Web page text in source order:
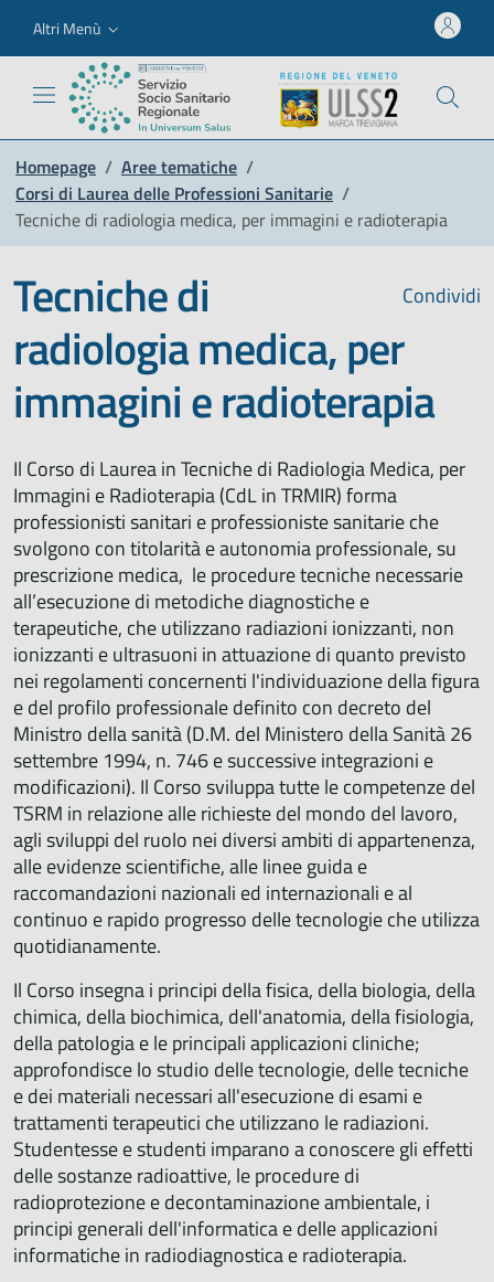
Altri Menù
Homepage / Aree tematiche /
Corsi di Laurea delle Professioni Sanitarie /
Tecniche di radiologia medica, per immagini e radioterapia
Condividi
Tecniche di
radiologia medica, per
immagini e radioterapia
Il Corso di Laurea in Tecniche di Radiologia Medica, per
Immagini e Radioterapia (CdL in TRMIR) forma
professionisti sanitari e professioniste sanitarie che
svolgono con titolarità e autonomia professionale, su
prescrizione medica, le procedure tecniche necessarie
all’esecuzione di metodiche diagnostiche e
terapeutiche, che utilizzano radiazioni ionizzanti, non
ionizzanti e ultrasuoni in attuazione di quanto previsto
nei regolamenti concernenti l'individuazione della figura
e del profilo professionale definito con decreto del
Ministro della sanità (D.M. del Ministero della Sanità 26
settembre 1994, n. 746 e successive integrazioni e
modificazioni). Il Corso sviluppa tutte le competenze del
TSRM in relazione alle richieste del mondo del lavoro,
agli sviluppi del ruolo nei diversi ambiti di appartenenza,
alle evidenze scientifiche, alle linee guida e
raccomandazioni nazionali ed internazionali e al
continuo e rapido progresso delle tecnologie che utilizza
quotidianamente.
Il Corso insegna i principi della fisica, della biologia, della
chimica, della biochimica, dell'anatomia, della fisiologia,
della patologia e le principali applicazioni cliniche;
approfondisce lo studio delle tecnologie, delle tecniche
e dei materiali necessari all'esecuzione di esami e
trattamenti terapeutici che utilizzano le radiazioni.
Studentesse e studenti imparano a conoscere gli effetti
delle sostanze radioattive, le procedure di
radioprotezione e decontaminazione ambientale, i
principi generali dell'informatica e delle applicazioni
informatiche in radiodiagnostica e radioterapia.